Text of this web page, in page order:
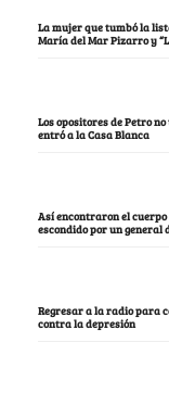
La mujer que tumbó la
María del Mar Pizarro y
Los opositores de Petro
entró a la Casa Blanca
Así encontraron el cuerpo
escondido por un general
Regresar a la radio para
contra la depresión